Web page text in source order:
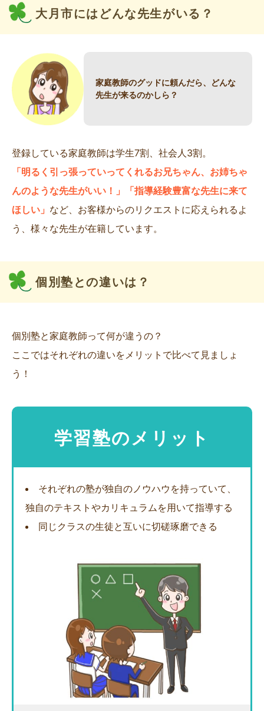
大月市にはどんな先生がいる？
家庭教師のグッドに頼んだら、どんな
先生が来るのかしら？
登録している家庭教師は学生7割、社会人3割。
「明るく引っ張っていってくれるお兄ちゃん、お姉ちゃ
んのような先生がいい！」「指導経験豊富な先生に来て
ほしい」 など、お客様からのリクエストに応えられるよ
う、様々な先生が在籍しています。
個別塾との違いは？
個別塾と家庭教師って何が違うの？
ここではそれぞれの違いをメリットで比べて見ましょ
う！
学習塾のメリット
それぞれの塾が独自のノウハウを持っていて、
独自のテキストやカリキュラムを用いて指導する
同じクラスの生徒と互いに切磋琢磨できる